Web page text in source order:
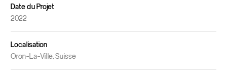
Date du Projet
2022
Localisation
Oron-La-Ville, Suisse